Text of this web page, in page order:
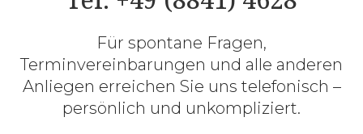
Für spontane Fragen,
Terminvereinbarungen und alle anderen
Anliegen erreichen Sie uns telefonisch –
persönlich und unkompliziert.